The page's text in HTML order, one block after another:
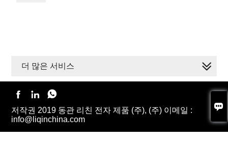

더 많은 서비스
  
저작권 2019 동관 리친 전자 제품 (주), (주) 이메일 :
info@liqinchina.com